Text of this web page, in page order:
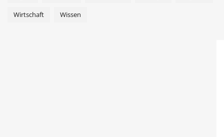
Wirtschaft Wissen